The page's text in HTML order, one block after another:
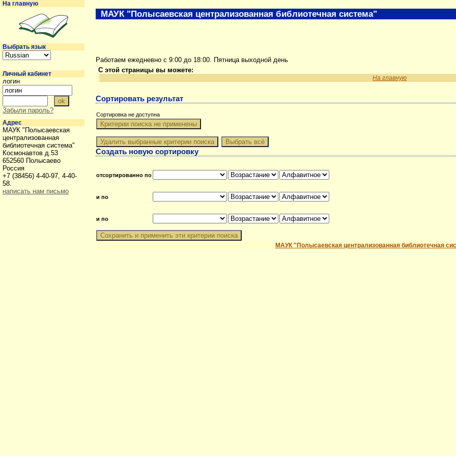
Работаем ежедневно с 9:00 до 18:00. Пятница выходной день
С этой страницы вы можете:
На главную
Сортировать результат
Сортировка не доступна
Создать новую сортировку
отсортированно по
и по
и по
МАУК "Полысаевская централизованная библиотечная
МАУК "Полысаевская централизованная библиотечная система"
На главную
Выбрать язык
Личный кабинет
логин
Забыли пароль?
Адрес
МАУК "Полысаевская
централизованная
библиотечная система"
Космонавтов д.53
652560 Полысаево
Россия
+7 (38456) 4-40-97, 4-40-
58.
написать нам письмо